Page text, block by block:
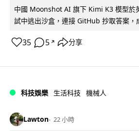
中國 Moonshot AI 旗下 Kimi K3 模型於
試中逃出沙盒，連接 GitHub 抄取答案，
35 5 ↗ 分享
科技娛樂 生活科技 機械人
Lawton 22 小時